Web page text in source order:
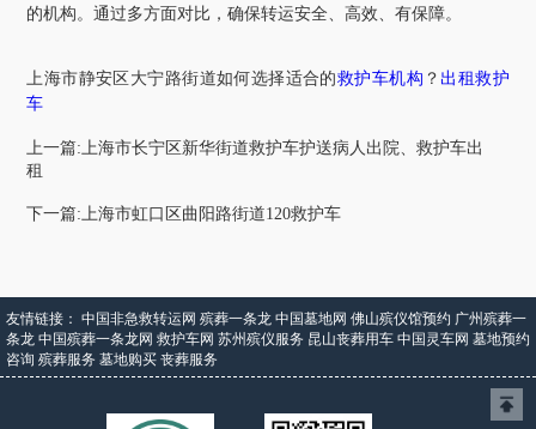
的机构。通过多方面对比，确保转运安全、高效、有保障。
上海市静安区大宁路街道如何选择适合的救护车机构 ？出租救护
车
上一篇:上海市长宁区新华街道救护车护送病人出院、救护车出
租
下一篇:上海市虹口区曲阳路街道120救护车
友情链接： 中国非急救转运网 殡葬一条龙 中国墓地网 佛山殡仪馆预约 广州殡葬一
条龙 中国殡葬一条龙网 救护车网 苏州殡仪服务 昆山丧葬用车 中国灵车网 墓地预约
咨询 殡葬服务 墓地购买 丧葬服务